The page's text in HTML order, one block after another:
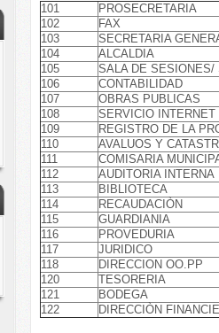
101
PROSECRETARIA
102
FAX
103
SECRETARIA
104
ALCALDIA
105
SALA DE
106
CONTABILIDAD
107
OBRAS PUBLICAS
108
SERVICIO INTERNET
109
REGISTRO DE LA
110
AVALUOS Y
111
COMISARIA
112
AUDITORIA INTERNA
113
BIBLIOTECA
114
RECAUDACIÒN
115
GUARDIANIA
116
PROVEDURIA
117
JURIDICO
118
DIRECCION OO.PP
120
TESORERIA
121
BODEGA
122
DIRECCIÒN